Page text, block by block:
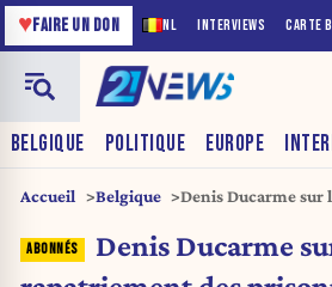
NL INTERVIEWS CARTE
♥FAIRE UN DON
BELGIQUE POLITIQUE EUROPE
Accueil Belgique
Denis Ducarme sur
Verlinden n’avance
dossier »
Denis Ducarme